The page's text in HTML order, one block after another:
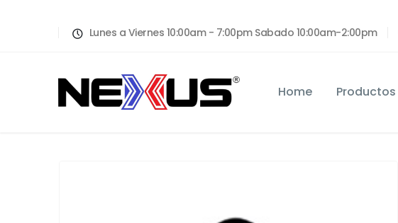
Lunes a Viernes 10:00am - 7:00pm Sabado 10:00am-2:00pm
Home Productos